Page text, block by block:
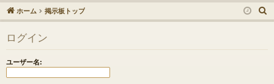
ッ
ク
リ
ン
ク
ー
ラ
イ
ン
ザ
ー
ホーム 掲示板トップ
索
ログイン
ユーザー名: